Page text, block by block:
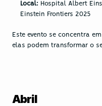
Local: Hospital Albert
Einstein Frontiers 2025
Este evento se concentra
elas podem transformar o
Abril